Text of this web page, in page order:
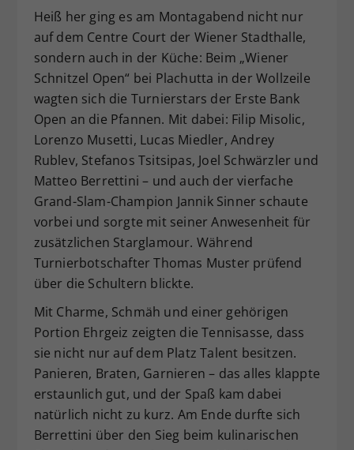
Heiß her ging es am Montagabend nicht nur
auf dem Centre Court der Wiener Stadthalle,
sondern auch in der Küche: Beim „Wiener
Schnitzel Open“ bei Plachutta in der Wollzeile
wagten sich die Turnierstars der Erste Bank
Open an die Pfannen. Mit dabei: Filip Misolic,
Lorenzo Musetti, Lucas Miedler, Andrey
Rublev, Stefanos Tsitsipas, Joel Schwärzler und
Matteo Berrettini – und auch der vierfache
Grand-Slam-Champion Jannik Sinner schaute
vorbei und sorgte mit seiner Anwesenheit für
zusätzlichen Starglamour. Während
Turnierbotschafter Thomas Muster prüfend
über die Schultern blickte.
Mit Charme, Schmäh und einer gehörigen
Portion Ehrgeiz zeigten die Tennisasse, dass
sie nicht nur auf dem Platz Talent besitzen.
Panieren, Braten, Garnieren – das alles klappte
erstaunlich gut, und der Spaß kam dabei
natürlich nicht zu kurz. Am Ende durfte sich
Berrettini über den Sieg beim kulinarischen
Zweck
Dieser Wert speichert Ihre Consent-
Einstellungen. Unter anderem eine
zufällig generierte ID, für die
historische Speicherung Ihrer
Webseiten-Betreiber dies eingestellt
hat.